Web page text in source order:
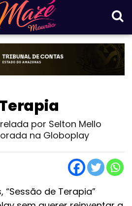
por Selton Mello
na Globoplay
de Terapia”